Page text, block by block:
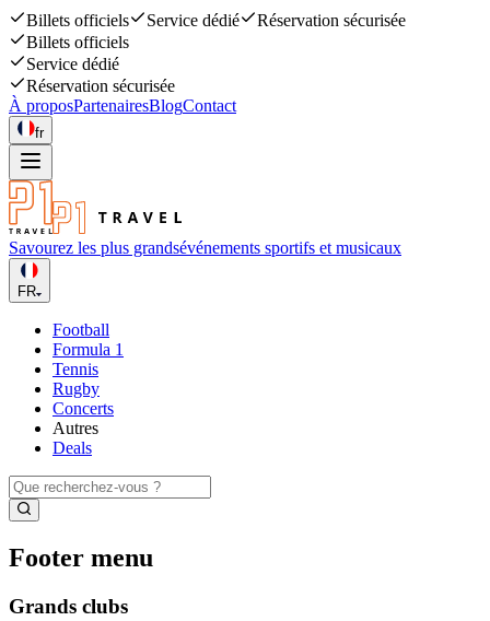
Billets officiels Service dédié
Réservation sécurisée
Billets officiels
Service dédié
Réservation sécurisée
À proposPartenairesBlogContact
fr
Savourez les plus grandsévénements sportifs et musicaux
FR
Football
Formula 1
Tennis
Rugby
Concerts
Autres
Deals
Footer menu
Grands clubs